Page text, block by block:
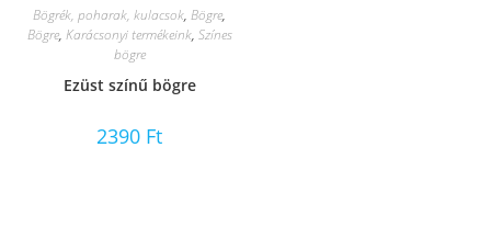
Bögrék, poharak, kulacsok,Bögre,
Bögre, Karácsonyi termékeink, Színes
bögre
Ezüst színű bögre
2390 Ft